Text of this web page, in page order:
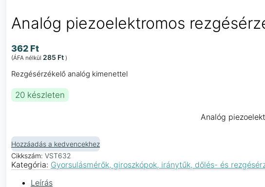
Analóg piezoelektromos
362 Ft
(ÁFA nélkül 285 Ft )
Rezgésérzékelő analóg kimenettel
20 készleten
Analóg
Hozzáadás a kedvencekhez
Cikkszám: VST632
Kategória: Gyorsulásmérők, giroszkópok, iránytűk, dőlés- és
Leírás